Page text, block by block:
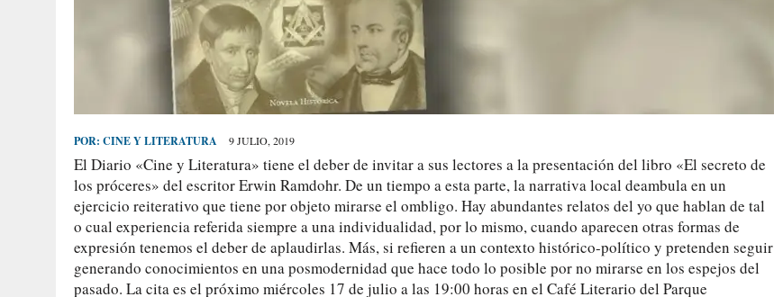
POR: CINE Y LITERATURA 9 JULIO, 2019
El Diario «Cine y Literatura» tiene el deber de invitar a sus lectores a la presentación del libro «El secreto de
los próceres» del escritor Erwin Ramdohr. De un tiempo a esta parte, la narrativa local deambula en un
ejercicio reiterativo que tiene por objeto mirarse el ombligo. Hay abundantes relatos del yo que hablan de tal
o cual experiencia referida siempre a una individualidad, por lo mismo, cuando aparecen otras formas de
expresión tenemos el deber de aplaudirlas. Más, si refieren a un contexto histórico-político y pretenden seguir
generando conocimientos en una posmodernidad que hace todo lo posible por no mirarse en los espejos del
pasado. La cita es el próximo miércoles 17 de julio a las 19:00 horas en el Café Literario del Parque